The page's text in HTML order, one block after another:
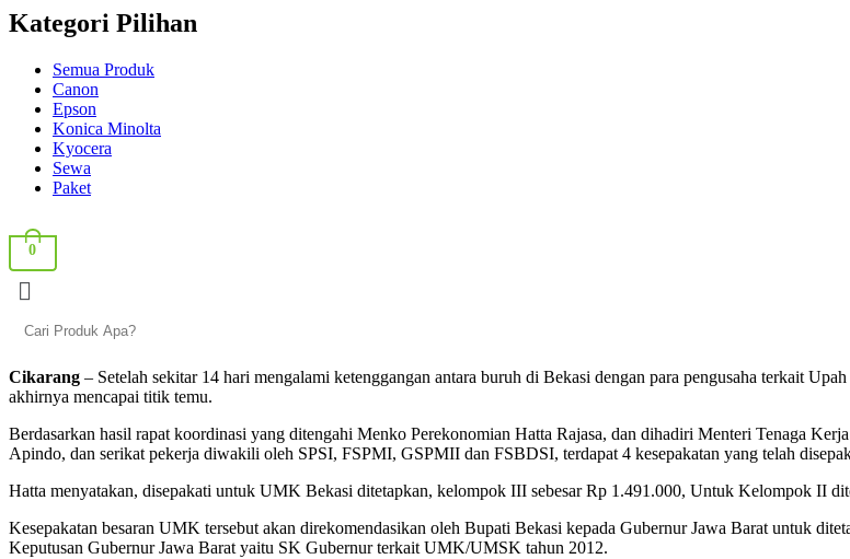
Kategori Pilihan
Semua Produk
Canon
Epson
Konica Minolta
Kyocera
Sewa
Paket
0
Cikarang – Setelah sekitar 14 hari mengalami ketenggangan antara buruh di Bekasi dengan para pengusaha terkait
akhirnya mencapai titik temu.
Berdasarkan hasil rapat koordinasi yang ditengahi Menko Perekonomian Hatta Rajasa, dan dihadiri Menteri Tenaga
Apindo, dan serikat pekerja diwakili oleh SPSI, FSPMI, GSPMII dan FSBDSI, terdapat 4 kesepakatan yang telah
Hatta menyatakan, disepakati untuk UMK Bekasi ditetapkan, kelompok III sebesar Rp 1.491.000, Untuk Kelompok II
Kesepakatan besaran UMK tersebut akan direkomendasikan oleh Bupati Bekasi kepada Gubernur Jawa Barat untuk
Keputusan Gubernur Jawa Barat yaitu SK Gubernur terkait UMK/UMSK tahun 2012.